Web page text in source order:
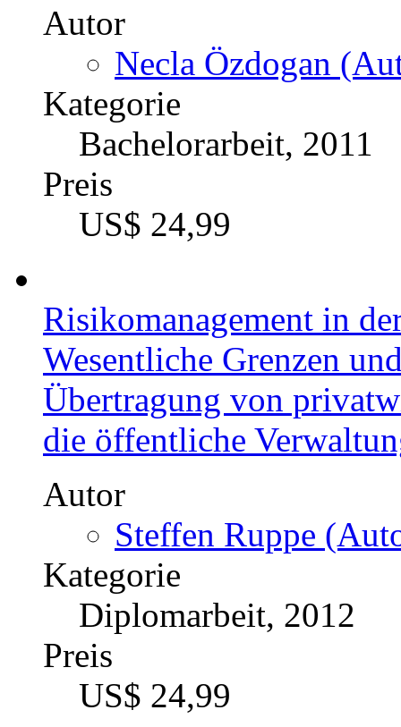
Autor
Timo Tempel
Kategorie
Masterarbeit, 2011
Preis
US$ 16,99
Analyse von Aufbau
besonderer
Dienste
Autor
Necla Özdogan
Kategorie
Bachelorarbeit, 2011
Preis